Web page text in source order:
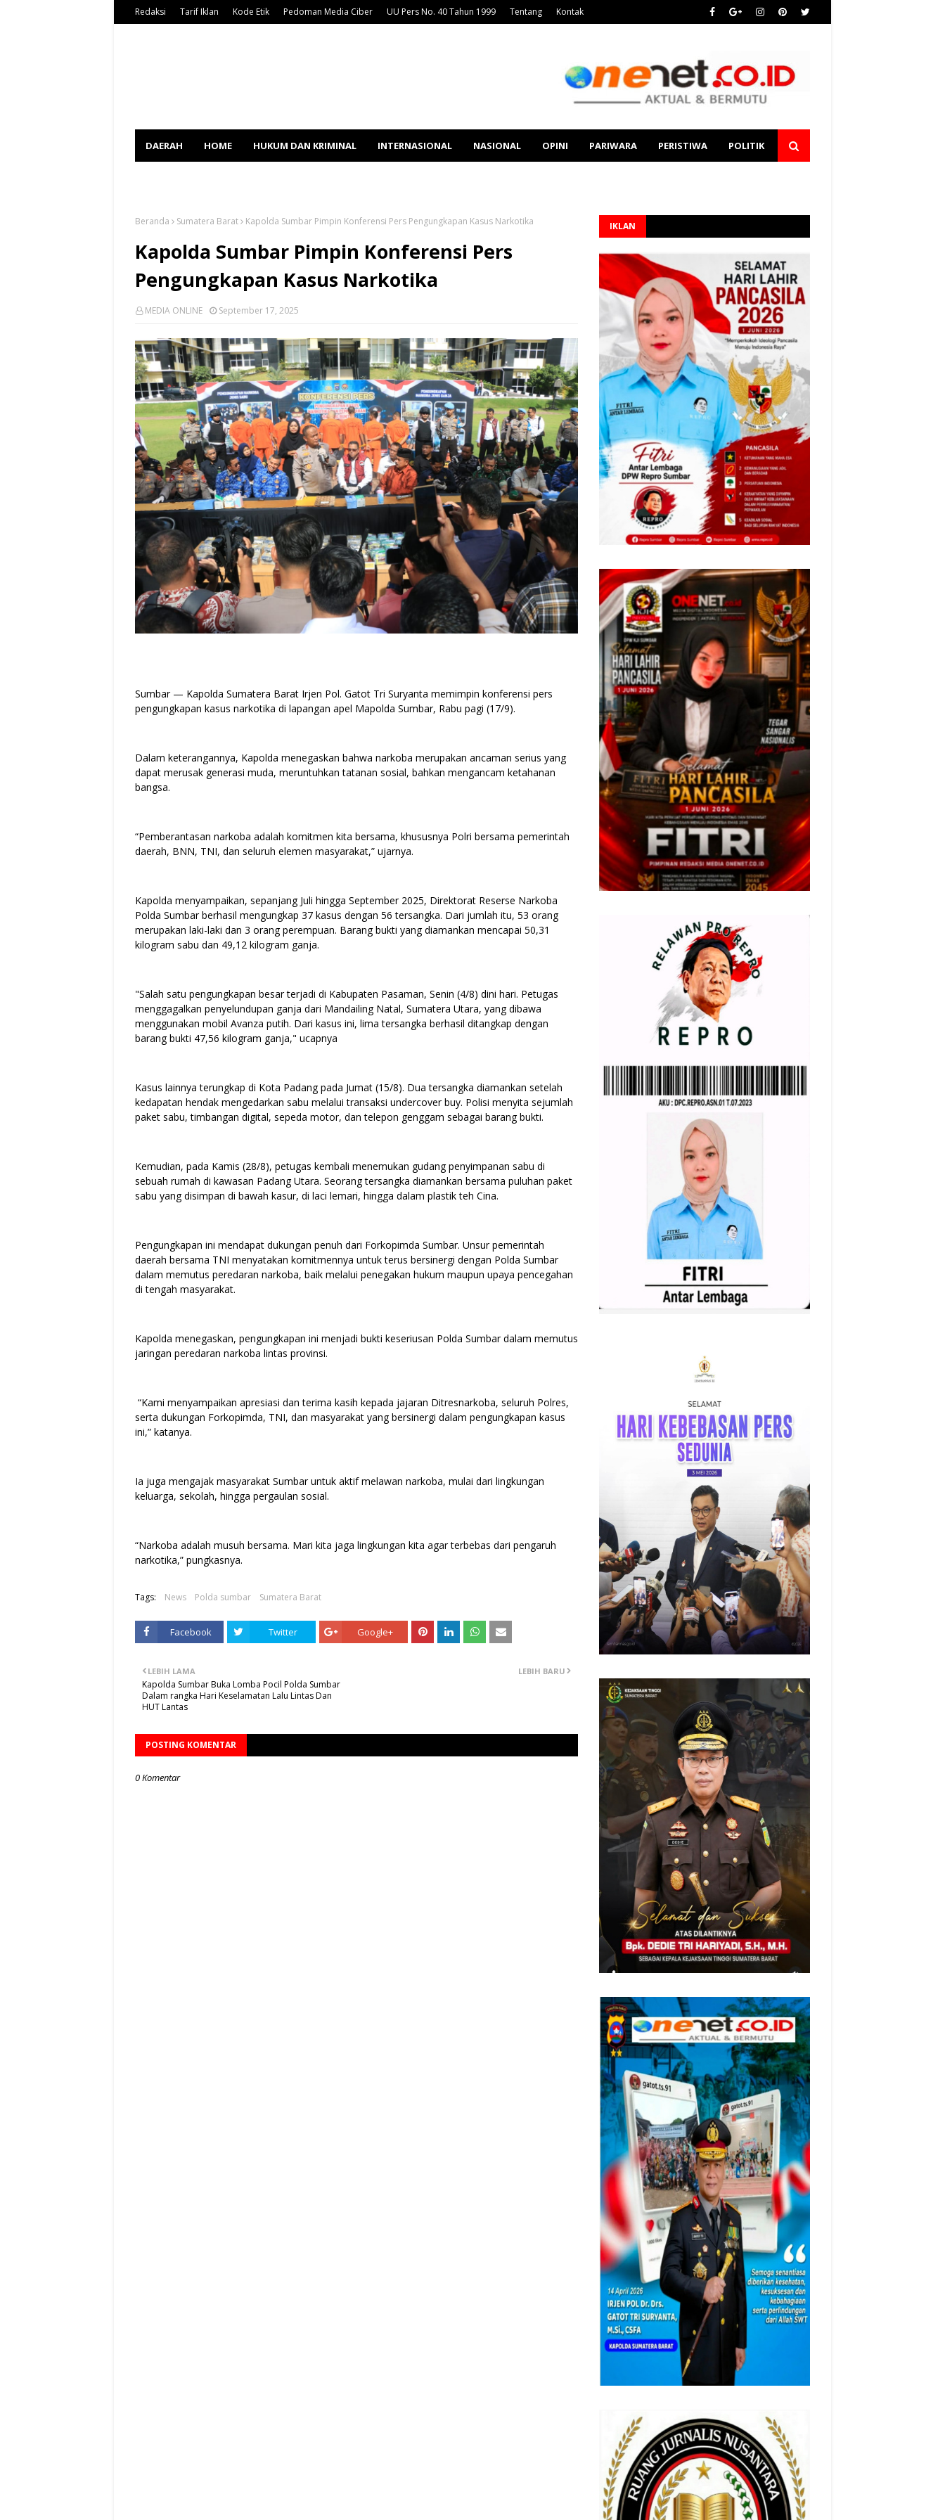
Redaksi Tarif Iklan Kode Etik Pedoman Media Ciber UU Pers No. 40 Tahun 1999 Tentang Kontak
DAERAH HOME HUKUM DAN KRIMINAL INTERNASIONAL NASIONAL OPINI PARIWARA PERISTIWA POLITIK
Beranda Sumatera Barat Kapolda Sumbar Pimpin Konferensi Pers Pengungkapan Kasus Narkotika
Kapolda Sumbar Pimpin Konferensi Pers
Pengungkapan Kasus Narkotika
MEDIA ONLINE September 17, 2025
Sumbar — Kapolda Sumatera Barat Irjen Pol. Gatot Tri Suryanta memimpin konferensi pers
pengungkapan kasus narkotika di lapangan apel Mapolda Sumbar, Rabu pagi (17/9).
Dalam keterangannya, Kapolda menegaskan bahwa narkoba merupakan ancaman serius yang
dapat merusak generasi muda, meruntuhkan tatanan sosial, bahkan mengancam ketahanan
bangsa.
“Pemberantasan narkoba adalah komitmen kita bersama, khususnya Polri bersama pemerintah
daerah, BNN, TNI, dan seluruh elemen masyarakat,” ujarnya.
Kapolda menyampaikan, sepanjang Juli hingga September 2025, Direktorat Reserse Narkoba
Polda Sumbar berhasil mengungkap 37 kasus dengan 56 tersangka. Dari jumlah itu, 53 orang
merupakan laki-laki dan 3 orang perempuan. Barang bukti yang diamankan mencapai 50,31
kilogram sabu dan 49,12 kilogram ganja.
"Salah satu pengungkapan besar terjadi di Kabupaten Pasaman, Senin (4/8) dini hari. Petugas
menggagalkan penyelundupan ganja dari Mandailing Natal, Sumatera Utara, yang dibawa
menggunakan mobil Avanza putih. Dari kasus ini, lima tersangka berhasil ditangkap dengan
barang bukti 47,56 kilogram ganja," ucapnya
Kasus lainnya terungkap di Kota Padang pada Jumat (15/8). Dua tersangka diamankan setelah
kedapatan hendak mengedarkan sabu melalui transaksi undercover buy. Polisi menyita sejumlah
paket sabu, timbangan digital, sepeda motor, dan telepon genggam sebagai barang bukti.
Kemudian, pada Kamis (28/8), petugas kembali menemukan gudang penyimpanan sabu di
sebuah rumah di kawasan Padang Utara. Seorang tersangka diamankan bersama puluhan paket
sabu yang disimpan di bawah kasur, di laci lemari, hingga dalam plastik teh Cina.
Pengungkapan ini mendapat dukungan penuh dari Forkopimda Sumbar. Unsur pemerintah
daerah bersama TNI menyatakan komitmennya untuk terus bersinergi dengan Polda Sumbar
dalam memutus peredaran narkoba, baik melalui penegakan hukum maupun upaya pencegahan
di tengah masyarakat.
Kapolda menegaskan, pengungkapan ini menjadi bukti keseriusan Polda Sumbar dalam memutus
jaringan peredaran narkoba lintas provinsi.
“Kami menyampaikan apresiasi dan terima kasih kepada jajaran Ditresnarkoba, seluruh Polres,
serta dukungan Forkopimda, TNI, dan masyarakat yang bersinergi dalam pengungkapan kasus
ini,” katanya.
Ia juga mengajak masyarakat Sumbar untuk aktif melawan narkoba, mulai dari lingkungan
keluarga, sekolah, hingga pergaulan sosial.
“Narkoba adalah musuh bersama. Mari kita jaga lingkungan kita agar terbebas dari pengaruh
narkotika,” pungkasnya.
Tags: News Polda sumbar Sumatera Barat
Facebook Twitter Google+
LEBIH BARU
LEBIH LAMA
Kapolda Sumbar Buka Lomba Pocil Polda Sumbar
Dalam rangka Hari Keselamatan Lalu Lintas Dan
HUT Lantas
POSTING KOMENTAR
0 Komentar
IKLAN